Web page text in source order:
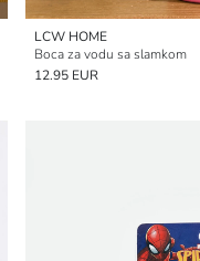
LCW HOME
Boca za vodu sa slamkom
12.95 EUR